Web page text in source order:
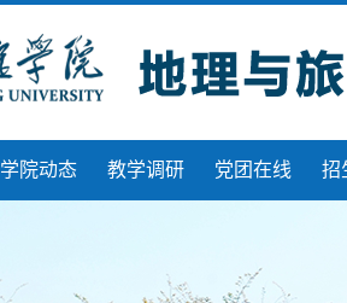
学院动态 教学调研 党团在线 招